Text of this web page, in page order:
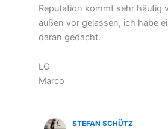
Reputation kommt sehr häufig
außen vor gelassen, ich habe
daran gedacht.
LG
Marco
STEFAN SCHÜTZ